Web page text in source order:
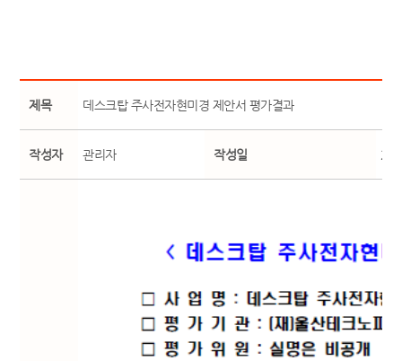
제목 데스크탑 주사전자현미경 제안서 평가결과
작성자 관리자 작성일 25-